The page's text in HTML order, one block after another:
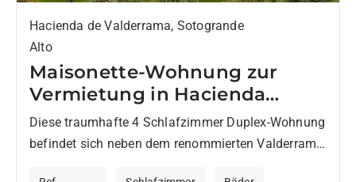
Hacienda de Valderrama, Sotogrande
Alto
Maisonette-Wohnung zur
Vermietung in Hacienda
Valderrama, Sotogrande
Diese traumhafte 4 Schlafzimmer Duplex-Wohnung
befindet sich neben dem renommierten Valderrama